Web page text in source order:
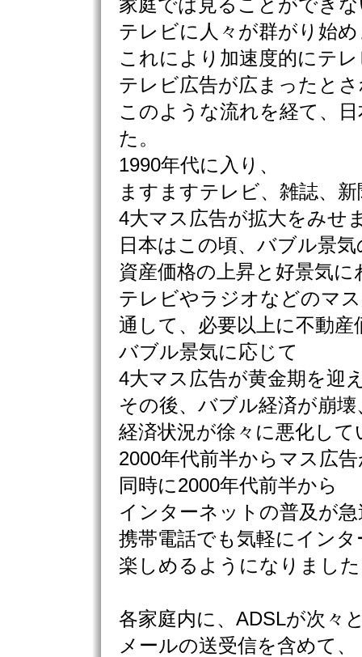
家庭では見ることができ
テレビに人々が群がり始
これにより加速度的にテ
テレビ広告が広まったと
このような流れを経て、
た。
1990年代に入り、
ますますテレビ、雑誌、
4大マス広告が拡大をみせ
日本はこの頃、バブル景気
資産価格の上昇と好景気に
テレビやラジオなどのマ
通して、必要以上に不動
バブル景気に応じて
4大マス広告が黄金期を迎
その後、バブル経済が崩壊
経済状況が徐々に悪化して
2000年代前半からマス広
同時に2000年代前半から
インターネットの普及が
携帯電話でも気軽にイン
楽しめるようになりまし
各家庭内に、ADSLが次々
メールの送受信を含めて、